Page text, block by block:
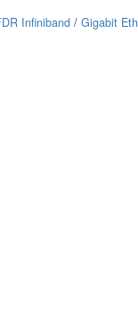
Infiniband / Gigabit